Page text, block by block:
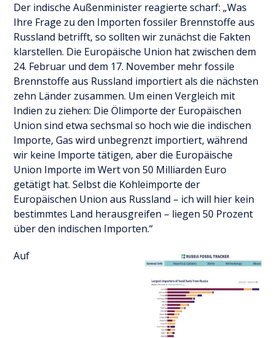
Der indische Außenminister reagierte scharf: „Was
Ihre Frage zu den Importen fossiler Brennstoffe aus
Russland betrifft, so sollten wir zunächst die Fakten
klarstellen. Die Europäische Union hat zwischen dem
24. Februar und dem 17. November mehr fossile
Brennstoffe aus Russland importiert als die nächsten
zehn Länder zusammen. Um einen Vergleich mit
Indien zu ziehen: Die Ölimporte der Europäischen
Union sind etwa sechsmal so hoch wie die indischen
Importe, Gas wird unbegrenzt importiert, während
wir keine Importe tätigen, aber die Europäische
Union Importe im Wert von 50 Milliarden Euro
getätigt hat. Selbst die Kohleimporte der
Europäischen Union aus Russland – ich will hier kein
bestimmtes Land herausgreifen – liegen 50 Prozent
über den indischen Importen.“
Auf